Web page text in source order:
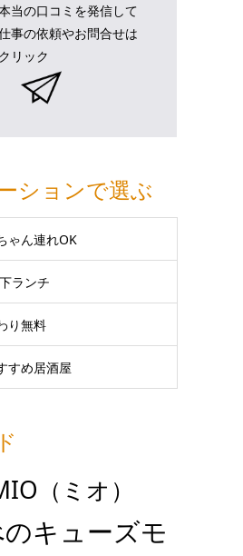
当の口コミを発信して
事の依頼やお問合せは
リック
ションで選ぶ
ゃん連れOK
ランチ
り無料
すめ居酒屋
（ミオ）
キューズモ